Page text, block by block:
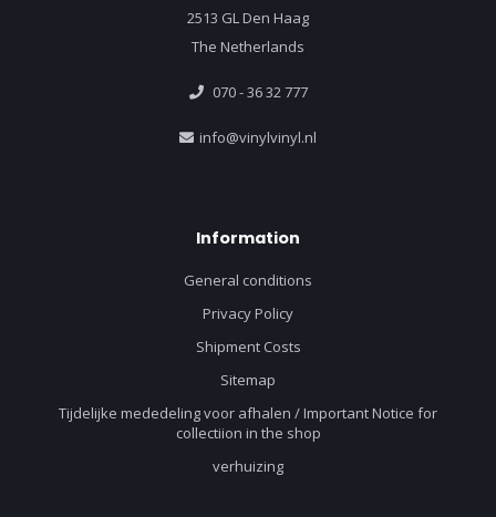
2513 GL Den Haag
The Netherlands
070 - 36 32 777
info@vinylvinyl.nl
Information
General conditions
Privacy Policy
Shipment Costs
Sitemap
Tijdelijke mededeling voor afhalen / Important Notice for
collectiion in the shop
verhuizing